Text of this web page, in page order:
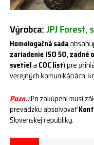
Výrobca:JPJ Forest,
Homologačná sada
zariadenie ISO 50, zadné
svetiela COC list) pre
verejných komunikáciách,
Pozn.:Po zakúpení musí
prevádzku absolvovať
Slovenskej republiky.